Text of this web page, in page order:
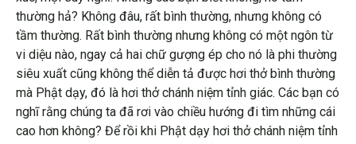
thường hả? Không đâu, rất bình thường, nhưng không có
tầm thường. Rất bình thường nhưng không có một ngôn từ
vi diệu nào, ngay cả hai chữ gượng ép cho nó là phi thường
siêu xuất cũng không thể diễn tả được hơi thở bình thường
mà Phật dạy, đó là hơi thở chánh niệm tỉnh giác. Các bạn có
nghĩ rằng chúng ta đã rơi vào chiều hướng đi tìm những cái
cao hơn không? Để rồi khi Phật dạy hơi thở chánh niệm tỉnh